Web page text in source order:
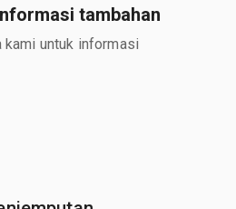
tambahan
kami untuk informasi